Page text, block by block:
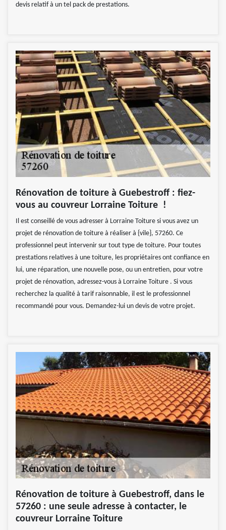
devis relatif à un tel pack de prestations.
Rénovation de toiture à Guebestroff : fiez-
vous au couvreur Lorraine Toiture !
Il est conseillé de vous adresser à Lorraine Toiture si vous avez un
projet de rénovation de toiture à réaliser à {vile}, 57260. Ce
professionnel peut intervenir sur tout type de toiture. Pour toutes
prestations relatives à une toiture, les propriétaires ont confiance en
lui, une réparation, une nouvelle pose, ou un entretien, pour votre
projet de rénovation, adressez-vous à Lorraine Toiture . Si vous
recherchez la qualité à tarif raisonnable, il est le professionnel
recommandé pour vous. Demandez-lui un devis de votre projet.
Rénovation de toiture à Guebestroff, dans le
57260 : une seule adresse à contacter, le
couvreur Lorraine Toiture